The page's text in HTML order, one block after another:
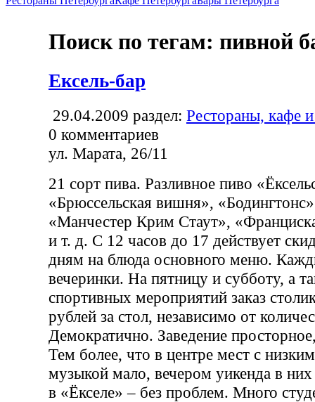
Поиск по тегам: пивной
Ексель-бар
29.04.2009 раздел: Рестораны, кафе
0 комментариев
ул. Марата, 26/11
21 сорт пива. Разливное пиво
«Брюссельская вишня»,
«Манчестер Крим Стаут»,
и т. д. С 12 часов до 17 действует
дням на блюда основного меню.
вечеринки. На пятницу и субботу, а
спортивных мероприятий заказ
рублей за стол, независимо от
Демократично. Заведение
Тем более, что в центре мест с
музыкой мало, вечером уикенда в
в «Ёкселе» – без проблем. Много